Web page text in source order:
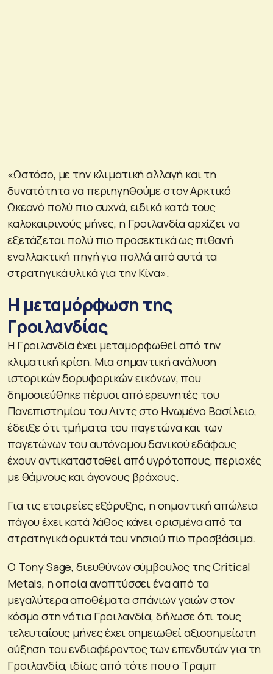
«Ωστόσο, με την κλιματική αλλαγή και τη
δυνατότητα να περιηγηθούμε στον Αρκτικό
Ωκεανό πολύ πιο συχνά, ειδικά κατά τους
καλοκαιρινούς μήνες, η Γροιλανδία αρχίζει να
εξετάζεται πολύ πιο προσεκτικά ως πιθανή
εναλλακτική πηγή για πολλά από αυτά τα
στρατηγικά υλικά για την Κίνα».
Η μεταμόρφωση της
Γροιλανδίας
Η Γροιλανδία έχει μεταμορφωθεί από την
κλιματική κρίση. Μια σημαντική ανάλυση
ιστορικών δορυφορικών εικόνων, που
δημοσιεύθηκε πέρυσι από ερευνητές του
Πανεπιστημίου του Λιντς στο Ηνωμένο Βασίλειο,
έδειξε ότι τμήματα του παγετώνα και των
παγετώνων του αυτόνομου δανικού εδάφους
έχουν αντικατασταθεί από υγρότοπους, περιοχές
με θάμνους και άγονους βράχους.
Για τις εταιρείες εξόρυξης, η σημαντική απώλεια
πάγου έχει κατά λάθος κάνει ορισμένα από τα
στρατηγικά ορυκτά του νησιού πιο προσβάσιμα.
Ο Tony Sage, διευθύνων σύμβουλος της Critical
Metals, η οποία αναπτύσσει ένα από τα
μεγαλύτερα αποθέματα σπάνιων γαιών στον
κόσμο στη νότια Γροιλανδία, δήλωσε ότι τους
τελευταίους μήνες έχει σημειωθεί αξιοσημείωτη
αύξηση του ενδιαφέροντος των επενδυτών για τη
Γροιλανδία, ιδίως από τότε που ο Τραμπ